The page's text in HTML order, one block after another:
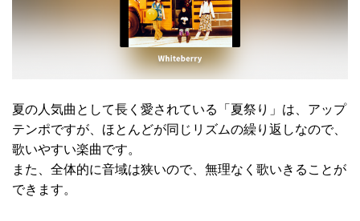
夏の人気曲として長く愛されている「夏祭り」は、アップ
テンポですが、ほとんどが同じリズムの繰り返しなので、
歌いやすい楽曲です。
また、全体的に音域は狭いので、無理なく歌いきることが
できます。